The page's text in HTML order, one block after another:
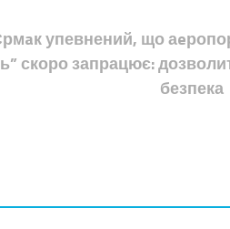
упевнений, що
скоро запрацює:
безпека